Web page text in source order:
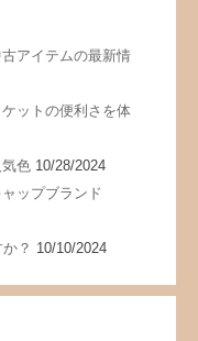
アイテムの最新情
ットの便利さを体
色 10/28/2024
ップブランド
？ 10/10/2024